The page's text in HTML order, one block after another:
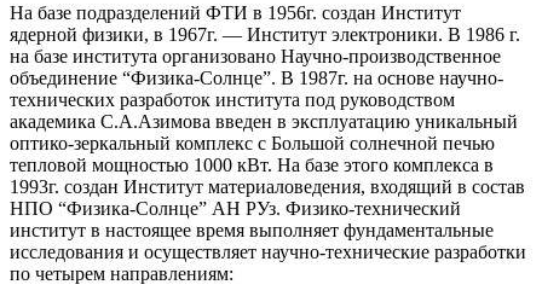
На базе подразделений ФТИ в 1956г. создан Институт
ядерной физики, в 1967г. — Институт электроники. В 1986 г.
на базе института организовано Научно-производственное
объединение “Физика-Солнце”. В 1987г. на основе научно-
технических разработок института под руководством
академика С.А.Азимова введен в эксплуатацию уникальный
оптико-зеркальный комплекс с Большой солнечной печью
тепловой мощностью 1000 кВт. На базе этого комплекса в
1993г. создан Институт материаловедения, входящий в состав
НПО “Физика-Солнце” АН РУз. Физико-технический
институт в настоящее время выполняет фундаментальные
исследования и осуществляет научно-технические разработки
по четырем направлениям: